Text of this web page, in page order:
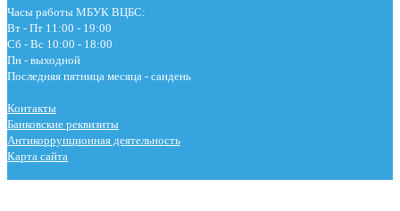
Часы работы МБУК ВЦБС:
Вт - Пт 11:00 - 19:00
Сб - Вс 10:00 - 18:00
Пн - выходной
Последняя пятница месяца - сандень
Контакты
Банковские реквизиты
Антикоррупционная деятельность
Карта сайта